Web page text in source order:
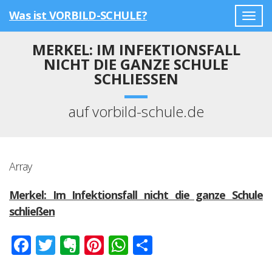
Was ist VORBILD-SCHULE?
MERKEL: IM INFEKTIONSFALL
NICHT DIE GANZE SCHULE
SCHLIESSEN
auf vorbild-schule.de
Array
Merkel: Im Infektionsfall nicht die ganze Schule
schließen
Facebook
Twitter
Evernote
Pinterest
WhatsApp